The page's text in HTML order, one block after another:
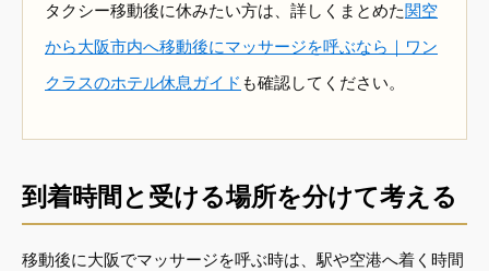
タクシー移動後に休みたい方は、詳しくまとめた関空
から大阪市内へ移動後にマッサージを呼ぶなら｜ワン
クラスのホテル休息ガイド も確認してください。
到着時間と受ける場所を分けて考える
移動後に大阪でマッサージを呼ぶ時は、駅や空港へ着く時間